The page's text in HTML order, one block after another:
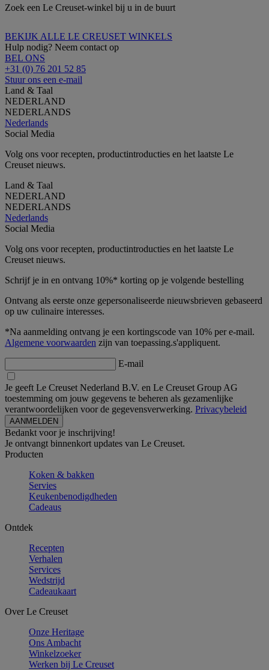
Zoek een Le Creuset-winkel bij u in de buurt
BEKIJK ALLE LE CREUSET WINKELS
Hulp nodig? Neem contact op
BEL ONS
+31 (0) 76 201 52 85
Stuur ons een e-mail
Land & Taal
NEDERLAND
NEDERLANDS
Nederlands
Social Media
Volg ons voor recepten, productintroducties en het laatste Le
Creuset nieuws.
Land & Taal
NEDERLAND
NEDERLANDS
Nederlands
Social Media
Volg ons voor recepten, productintroducties en het laatste Le
Creuset nieuws.
Schrijf je in en ontvang 10%* korting op je volgende bestelling
Ontvang als eerste onze gepersonaliseerde nieuwsbrieven gebaseerd
op uw culinaire interesses.
*Na aanmelding ontvang je een kortingscode van 10% per e-mail.
Algemene voorwaarden zijn van toepassing.s'appliquent.
E-mail
Je geeft Le Creuset Nederland B.V. en Le Creuset Group AG
toestemming om jouw gegevens te beheren als gezamenlijke
verantwoordelijken voor de gegevensverwerking. Privacybeleid
Bedankt voor je inschrijving!
Je ontvangt binnenkort updates van Le Creuset.
Producten
Koken & bakken
Servies
Keukenbenodigdheden
Cadeaus
Ontdek
Recepten
Verhalen
Services
Wedstrijd
Cadeaukaart
Over Le Creuset
Onze Heritage
Ons Ambacht
Winkelzoeker
Werken bij Le Creuset